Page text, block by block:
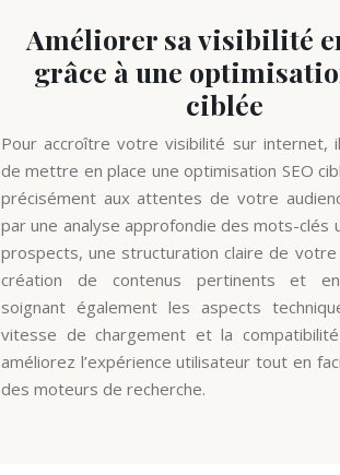
Améliorer sa visibilité
grâce à une
ciblée
Pour accroître votre visibilité sur internet,
de mettre en place une optimisation SEO
précisément aux attentes de votre
par une analyse approfondie des mots-clés
prospects, une structuration claire de
création de contenus pertinents et
soignant également les aspects
vitesse de chargement et la
améliorez l’expérience utilisateur tout en
des moteurs de recherche.